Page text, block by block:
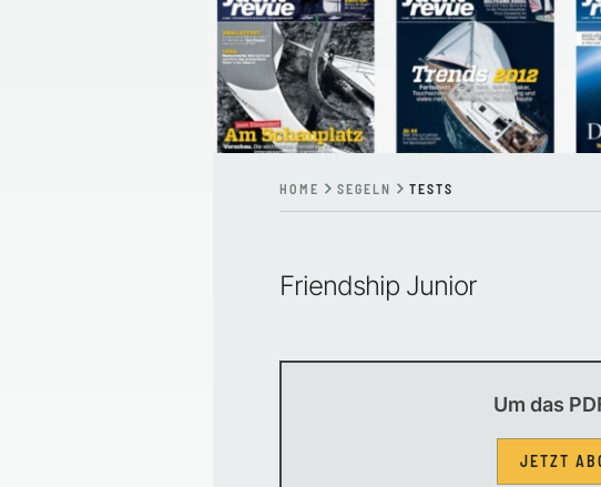
HOME SEGELN TESTS
Friendship Junior
Um das
JETZT